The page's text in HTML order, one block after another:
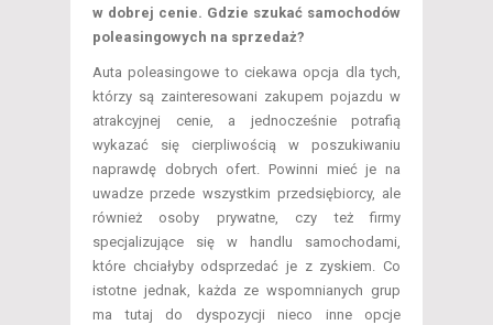
w dobrej cenie. Gdzie szukać samochodów
poleasingowych na sprzedaż?
Auta poleasingowe to ciekawa opcja dla tych,
którzy są zainteresowani zakupem pojazdu w
atrakcyjnej cenie, a jednocześnie potrafią
wykazać się cierpliwością w poszukiwaniu
naprawdę dobrych ofert. Powinni mieć je na
uwadze przede wszystkim przedsiębiorcy, ale
również osoby prywatne, czy też firmy
specjalizujące się w handlu samochodami,
które chciałyby odsprzedać je z zyskiem. Co
istotne jednak, każda ze wspomnianych grup
ma tutaj do dyspozycji nieco inne opcje